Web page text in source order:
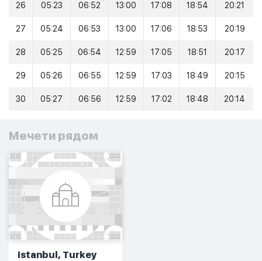
26 05:23 06:52 13:00 17:08 18:54 20:21
27 05:24 06:53 13:00 17:06 18:53 20:19
28 05:25 06:54 12:59 17:05 18:51 20:17
29 05:26 06:55 12:59 17:03 18:49 20:15
30 05:27 06:56 12:59 17:02 18:48 20:14
Мечети рядом
Istanbul, Turkey